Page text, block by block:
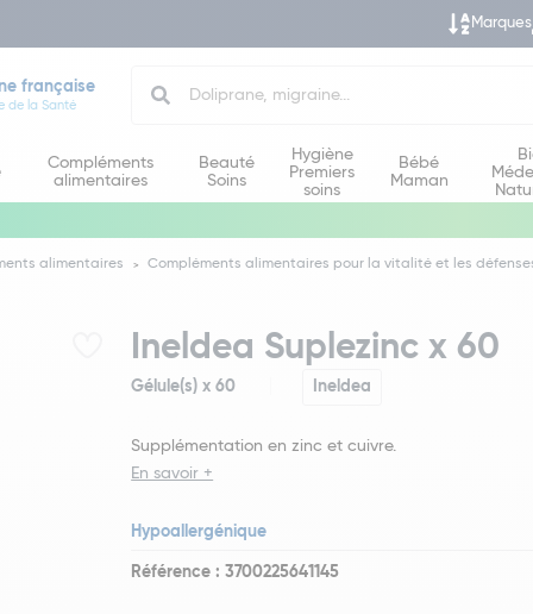
Marques
française
de la Santé
Compléments
alimentaires
Beauté
Soins
Hygiène
Premiers
soins
Bébé
Maman
alimentaires Compléments alimentaires pour la vitalité et les
Ineldea Suplezinc x 60
Gélule(s) x 60 Ineldea
Supplémentation en zinc et cuivre.
En savoir +
Hypoallergénique
Référence : 3700225641145